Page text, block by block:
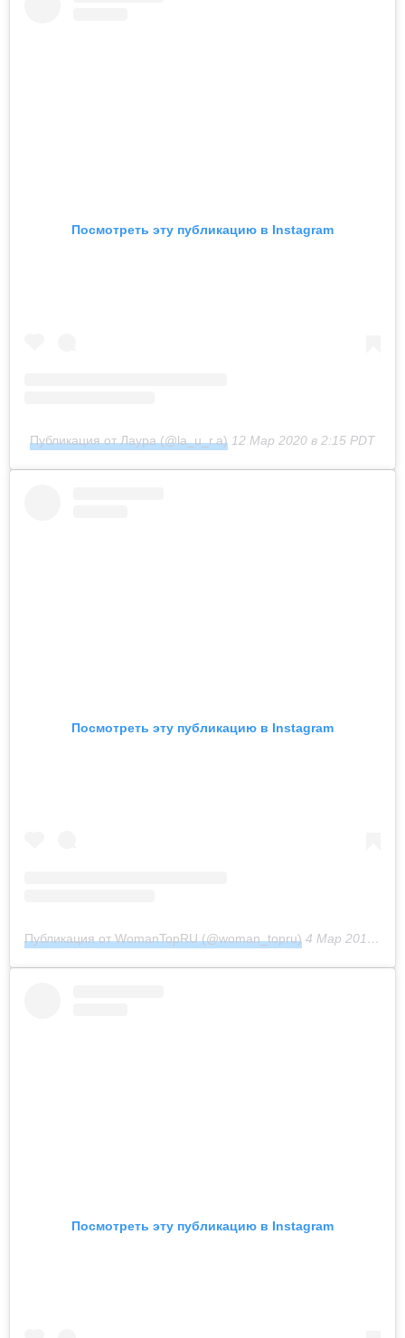
Посмотреть эту публикацию в Instagram
Публикация от Лаура (@la_u_r.a) 12 Мар 2020 в 2:15 PDT
Посмотреть эту публикацию в Instagram
Публикация от WomanTopRU (@woman_topru) 4 Мар 2017 в 3:51 PST
Посмотреть эту публикацию в Instagram